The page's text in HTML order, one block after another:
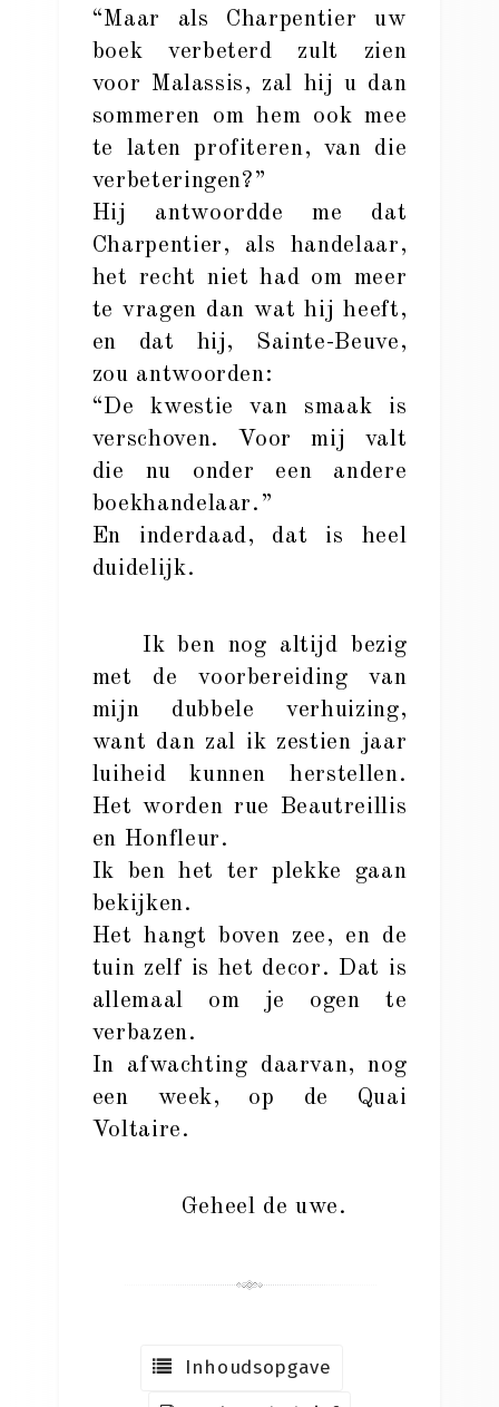
“Maar als Charpentier uw
boek verbeterd zult zien
voor Malassis, zal hij u dan
sommeren om hem ook mee
te laten profiteren, van die
verbeteringen?”
Hij antwoordde me dat
Charpentier, als handelaar,
het recht niet had om meer
te vragen dan wat hij heeft,
en dat hij, Sainte-Beuve,
zou antwoorden:
“De kwestie van smaak is
verschoven. Voor mij valt
die nu onder een andere
boekhandelaar.”
En inderdaad, dat is heel
duidelijk.
Ik ben nog altijd bezig
met de voorbereiding van
mijn dubbele verhuizing,
want dan zal ik zestien jaar
luiheid kunnen herstellen.
Het worden rue Beautreillis
en Honfleur.
Ik ben het ter plekke gaan
bekijken.
Het hangt boven zee, en de
tuin zelf is het decor. Dat is
allemaal om je ogen te
verbazen.
In afwachting daarvan, nog
een week, op de Quai
Voltaire.
Geheel de uwe.
Inhoudsopgave